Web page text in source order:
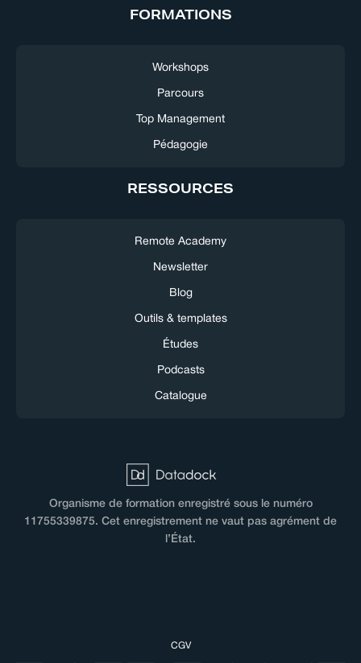
FORMATIONS
Workshops
Parcours
Top Management
Pédagogie
RESSOURCES
Remote Academy
Newsletter
Blog
Outils & templates
Études
Podcasts
Catalogue
Organisme de formation enregistré sous le numéro
11755339875. Cet enregistrement ne vaut pas agrément de
l’État.
CGV